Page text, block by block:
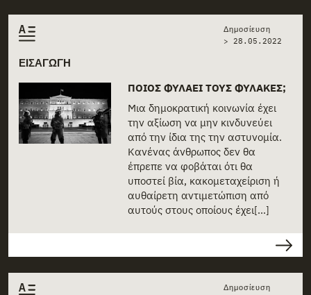
ΕΙΣΑΓΩΓΗ
Δημοσίευση
> 28.05.2022
ΠOΙΟΣ ΦΥΛΆΕΙ ΤΟΥΣ ΦΎΛΑΚΕΣ;
Μια δημοκρατική κοινωνία έχει
την αξίωση να μην κινδυνεύει
από την ίδια της την αστυνομία.
Κανένας άνθρωπος δεν θα
έπρεπε να φοβάται ότι θα
υποστεί βία, κακομεταχείριση ή
αυθαίρετη αντιμετώπιση από
αυτούς στους οποίους έχει[...]
Δημοσίευση